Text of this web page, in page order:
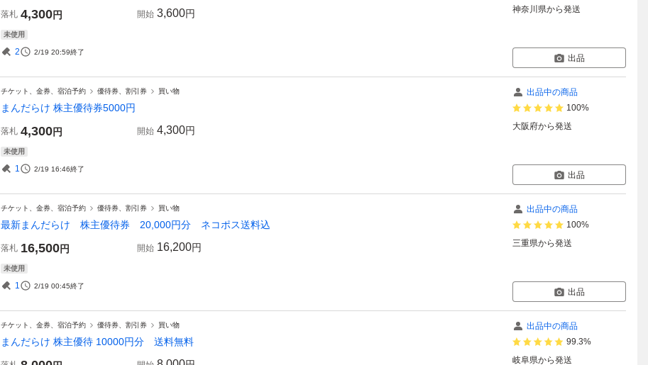
落札 4,300円 開始 3,600円
未使用
2 2/19 20:59終了
神奈川県から発送
出品
チケット、金券、宿泊予約 優待券、割引券 買い物
まんだらけ 株主優待券5000円
落札 4,300円 開始 4,300円
未使用
1 2/19 16:46終了
出品中の商品
100%
大阪府から発送
出品
チケット、金券、宿泊予約 優待券、割引券 買い物
最新まんだらけ 株主優待券 20,000円分 ネコポス送料込
落札 16,500円 開始 16,200円
未使用
1 2/19 00:45終了
出品中の商品
100%
三重県から発送
出品
チケット、金券、宿泊予約 優待券、割引券 買い物
まんだらけ 株主優待 10000円分 送料無料
出品中の商品
99.3%
岐阜県から発送